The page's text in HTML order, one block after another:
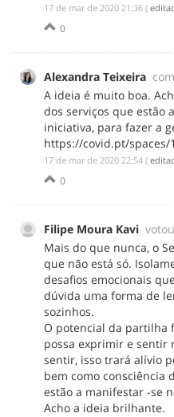
‎17 de mar de 2020 21:36 (
0
Alexandra Teixeira
A ideia é muito boa.
dos serviços que estão
iniciativa, para fazer a
https://covid.pt/
‎17 de mar de 2020 22:54 (
0
Filipe Moura Kavi votou
Mais do que nunca, o
que não está só.
desafios emocionais
dúvida uma forma de
sozinhos.
O potencial da partilha
possa exprimir e sentir
sentir, isso trará alívio
bem como consciência
estão a manifestar -se
Acho a ideia brilhante.